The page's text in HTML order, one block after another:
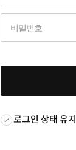
로그인 상태 유지